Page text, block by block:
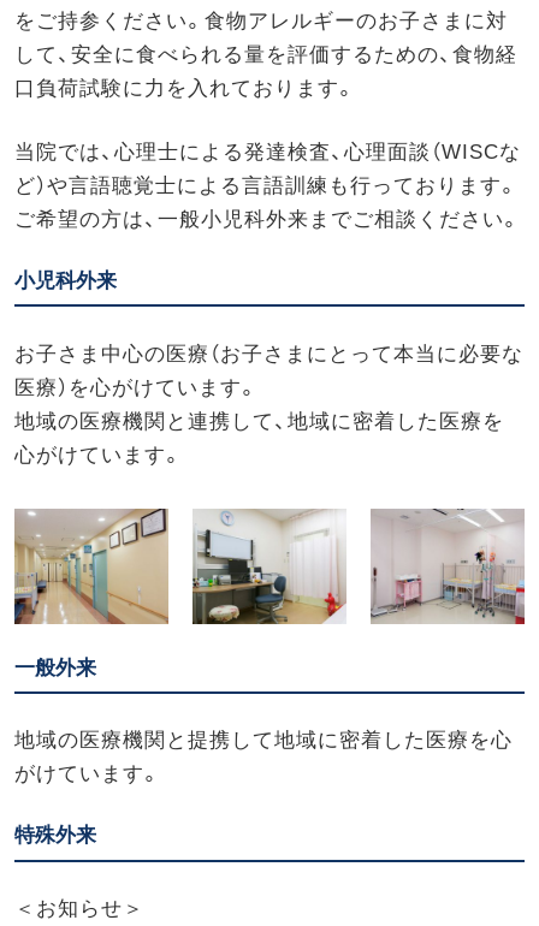
医療関係者の方
をご持参ください。食物アレルギーのお子さまに対
して、安全に食べられる量を評価するための、食物経
口負荷試験に力を入れております。
当院では、心理士による発達検査、心理面談（WISCな
ど）や言語聴覚士による言語訓練も行っております。
ご希望の方は、一般小児科外来までご相談ください。
小児科外来
お子さま中心の医療（お子さまにとって本当に必要な
医療）を心がけています。
地域の医療機関と連携して、地域に密着した医療を
心がけています。
一般外来
地域の医療機関と提携して地域に密着した医療を心
がけています。
特殊外来
＜お知らせ＞